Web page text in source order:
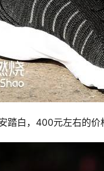
白，400元左右的价